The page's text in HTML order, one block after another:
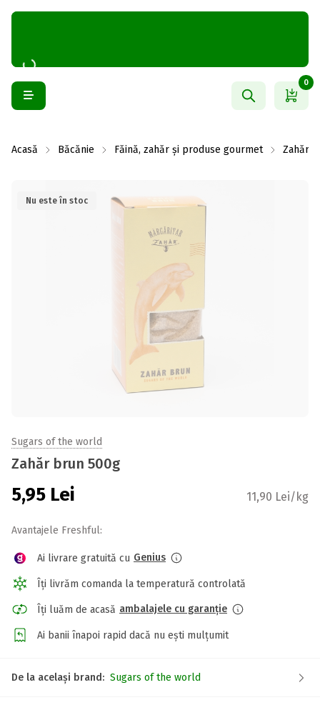
0
Acasă Băcănie Făină, zahăr și produse gourmet Zahăr
Nu este în stoc
Sugars of the world
Zahăr brun 500g
5,95 Lei 11,90 Lei/kg
Avantajele Freshful:
Ai livrare gratuită cu Genius
Îți livrăm comanda la temperatură controlată
Îți luăm de acasă ambalajele cu garanție
Ai banii înapoi rapid dacă nu ești mulțumit
De la același brand: Sugars of the world